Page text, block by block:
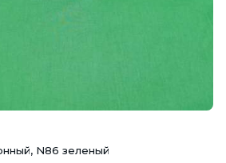
N86 зеленый